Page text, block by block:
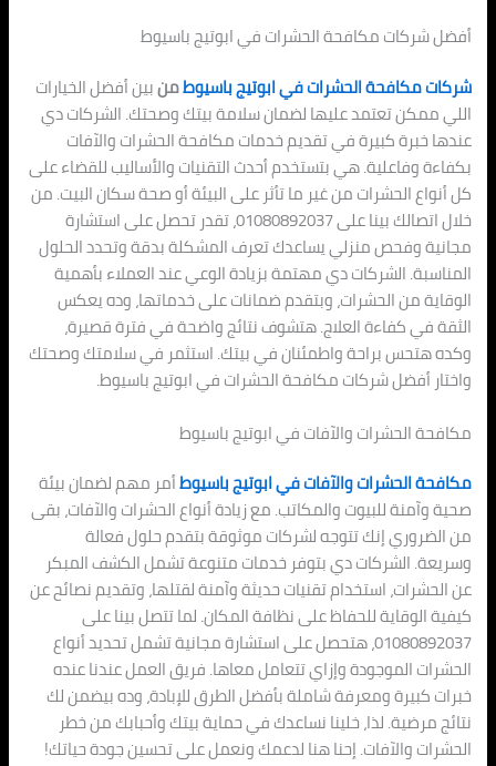
أفضل شركات مكافحة الحشرات في ابوتيج باسيوط
شركات مكافحة الحشرات في ابوتيج باسيوطمنبين أفضل الخيارات
اللي ممكن تعتمد عليها لضمان سلامة بيتك وصحتك. الشركات دي
عندها خبرة كبيرة في تقديم خدمات مكافحة الحشرات والآفات
بكفاءة وفاعلية. هي بتستخدم أحدث التقنيات والأساليب للقضاء على
كل أنواع الحشرات من غير ما تأثر على البيئة أو صحة سكان البيت. من
خلال اتصالك بينا على 01080892037، تقدر تحصل على استشارة
مجانية وفحص منزلي يساعدك تعرف المشكلة بدقة وتحدد الحلول
المناسبة. الشركات دي مهتمة بزيادة الوعي عند العملاء بأهمية
الوقاية من الحشرات، وبتقدم ضمانات على خدماتها، وده يعكس
الثقة في كفاءة العلاج. هتشوف نتائج واضحة في فترة قصيرة،
وكده هتحس براحة واطمئنان في بيتك. استثمر في سلامتك وصحتك
واختار أفضل شركات مكافحة الحشرات في ابوتيج باسيوط.
مكافحة الحشرات والآفات في ابوتيج باسيوط
مكافحة الحشرات والآفات في ابوتيج باسيوطأمر مهم لضمان بيئة
صحية وآمنة للبيوت والمكاتب. مع زيادة أنواع الحشرات والآفات، بقى
من الضروري إنك تتوجه لشركات موثوقة بتقدم حلول فعالة
وسريعة. الشركات دي بتوفر خدمات متنوعة تشمل الكشف المبكر
عن الحشرات، استخدام تقنيات حديثة وآمنة لقتلها، وتقديم نصائح عن
كيفية الوقاية للحفاظ على نظافة المكان. لما تتصل بينا على
01080892037، هتحصل على استشارة مجانية تشمل تحديد أنواع
الحشرات الموجودة وإزاي تتعامل معاها. فريق العمل عندنا عنده
خبرات كبيرة ومعرفة شاملة بأفضل الطرق للإبادة، وده بيضمن لك
نتائج مرضية. لذا، خلينا نساعدك في حماية بيتك وأحبابك من خطر
الحشرات والآفات. إحنا هنا لدعمك ونعمل على تحسين جودة حياتك!